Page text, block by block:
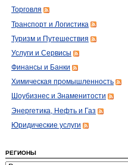
Торговля
Транспорт и Логистика
Туризм и Путешествия
Услуги и Сервисы
Финансы и Банки
Химическая промышленность
Шоубизнес и Знаменитости
Энергетика, Нефть и Газ
Юридические услуги
РЕГИОНЫ